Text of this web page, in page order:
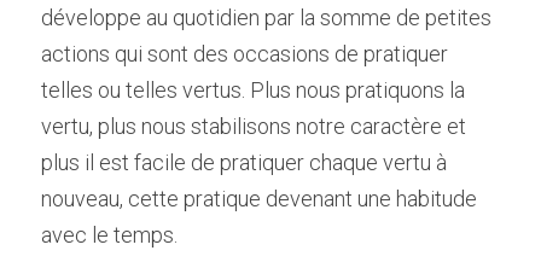
développe au quotidien par la somme de petites
actions qui sont des occasions de pratiquer
telles ou telles vertus. Plus nous pratiquons la
vertu, plus nous stabilisons notre caractère et
plus il est facile de pratiquer chaque vertu à
nouveau, cette pratique devenant une habitude
avec le temps.